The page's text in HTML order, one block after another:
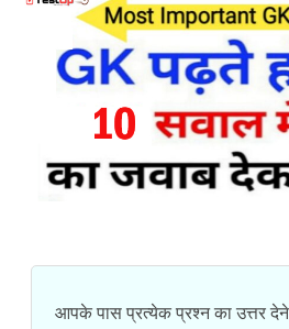
आपके पास प्रत्येक प्रश्न का उत्तर